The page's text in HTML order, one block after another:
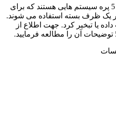
دیگ چدنی سوپر 500 شوفاژکار 5 پره سیستم هایی هستند که برای
یک ظرف بسته استفاده می شوند.
یا تبخیر کرد. جهت اطلاع از